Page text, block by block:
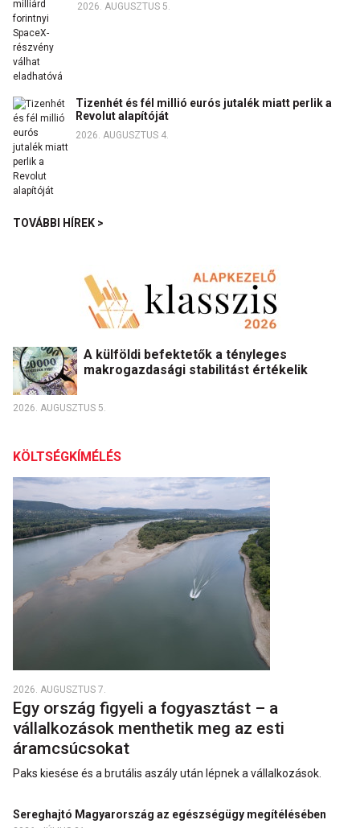
2026. AUGUSZTUS 5.
Tizenhét és fél millió eurós jutalék miatt perlik a
Revolut alapítóját
2026. AUGUSZTUS 4.
TOVÁBBI HÍREK >
A külföldi befektetők a tényleges
makrogazdasági stabilitást értékelik
2026. AUGUSZTUS 5.
KÖLTSÉGKÍMÉLÉS
2026. AUGUSZTUS 7.
Egy ország figyeli a fogyasztást – a
vállalkozások menthetik meg az esti
áramcsúcsokat
Paks kiesése és a brutális aszály után lépnek a vállalkozások.
Sereghajtó Magyarország az egészségügy megítélésében